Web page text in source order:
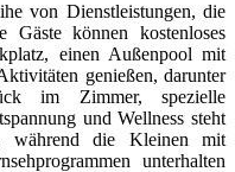
von Dienstleistungen, die
können kostenloses
einen Außenpool mit
genießen, darunter
im Zimmer, spezielle
und Wellness steht
während die Kleinen mit
unterhalten